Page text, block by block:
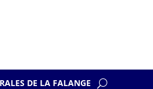
DE LA FALANGE